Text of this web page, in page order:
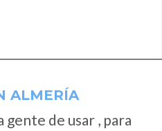
ALMERÍA
gente de usar , para